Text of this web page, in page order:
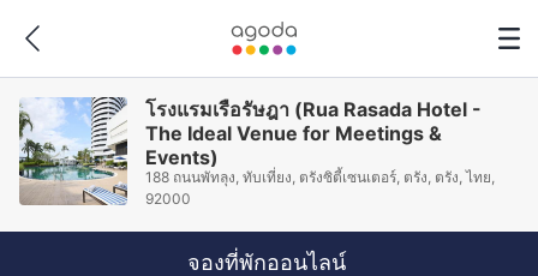
โรงแรมเรือรัษฎา (Rua Rasada Hotel -
The Ideal Venue for Meetings &
Events)
188 ถนนพัทลุง, ทับเที่ยง, ตรังซิตี้เซนเตอร์, ตรัง, ตรัง, ไทย,
92000
จองที่พักออนไลน์